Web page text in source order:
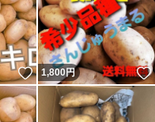
いいね！
1,800 円